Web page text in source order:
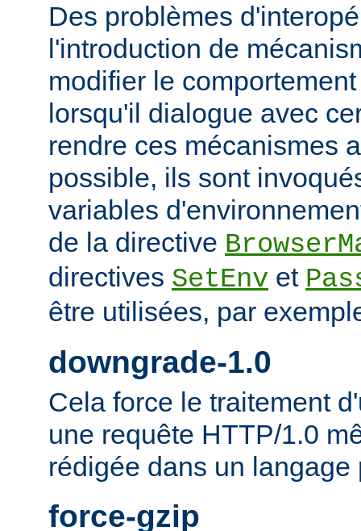
Des problèmes
l'introduction de
modifier le
lorsqu'il dialogue avec
rendre ces mécanismes
possible, ils sont
variables
de la directive
directives SetEnv et
être utilisées, par
downgrade-1.0
Cela force le traitement
une requête HTTP/1.0
rédigée dans un langage
force-gzip